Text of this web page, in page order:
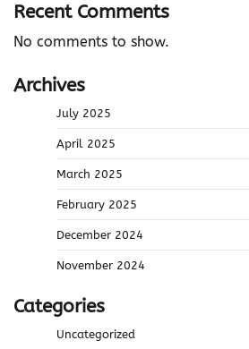
Recent Comments
No comments to show.
Archives
July 2025
April 2025
March 2025
February 2025
December 2024
November 2024
Categories
Uncategorized